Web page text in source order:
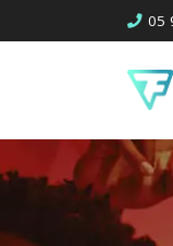
to
05